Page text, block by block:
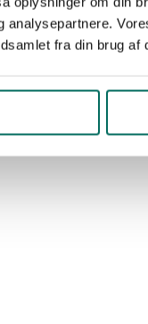
analysepartnere.
fra din brug af